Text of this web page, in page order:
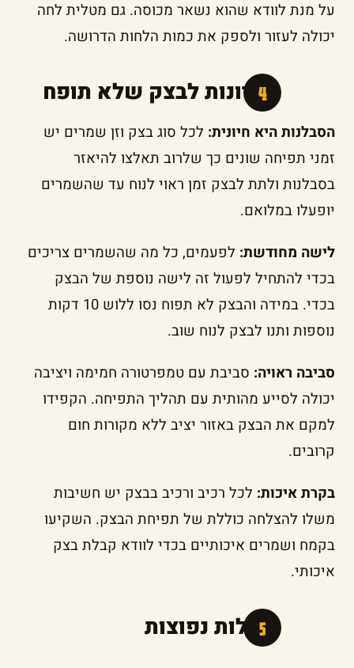
על מנת לוודא שהוא נשאר מכוסה. גם מטלית לחה
יכולה לעזור ולספק את כמות הלחות הדרושה.
פתרונות לבצק שלא תופח
הסבלנות היא חיונית: לכל סוג בצק וזן שמרים יש
זמני תפיחה שונים כך שלרוב תאלצו להיאזר
בסבלנות ולתת לבצק זמן ראוי לנוח עד שהשמרים
יופעלו במלואם.
לישה מחודשת: לפעמים, כל מה שהשמרים צריכים
בכדי להתחיל לפעול זה לישה נוספת של הבצק
בכדי. במידה והבצק לא תפוח נסו ללוש 10 דקות
נוספות ותנו לבצק לנוח שוב.
סביבה ראויה: סביבת עם טמפרטורה חמימה ויציבה
יכולה לסייע מהותית עם תהליך התפיחה. הקפידו
למקם את הבצק באזור יציב ללא מקורות חום
קרובים.
בקרת איכות: לכל רכיב ורכיב בבצק יש חשיבות
משלו להצלחה כוללת של תפיחת הבצק. השקיעו
בקמח ושמרים איכותיים בכדי לוודא קבלת בצק
איכותי.
שאלות נפוצות